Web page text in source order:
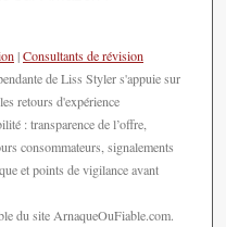
|Consultants de révision
de Liss Styler s'appuie sur
retours d'expérience
: transparence de l’offre,
consommateurs, signalements
et points de vigilance avant
du site ArnaqueOuFiable.com.